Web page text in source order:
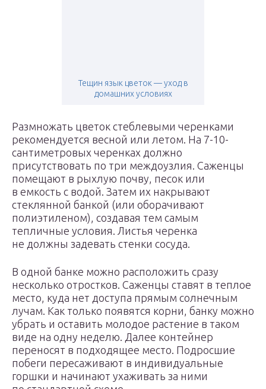
Тещин язык цветок — уход в
домашних условиях
Размножать цветок стеблевыми черенками
рекомендуется весной или летом. На 7-10-
сантиметровых черенках должно
присутствовать по три междоузлия. Саженцы
помещают в рыхлую почву, песок или
в емкость с водой. Затем их накрывают
стеклянной банкой (или оборачивают
полиэтиленом), создавая тем самым
тепличные условия. Листья черенка
не должны задевать стенки сосуда.
В одной банке можно расположить сразу
несколько отростков. Саженцы ставят в теплое
место, куда нет доступа прямым солнечным
лучам. Как только появятся корни, банку можно
убрать и оставить молодое растение в таком
виде на одну неделю. Далее контейнер
переносят в подходящее место. Подросшие
побеги пересаживают в индивидуальные
горшки и начинают ухаживать за ними